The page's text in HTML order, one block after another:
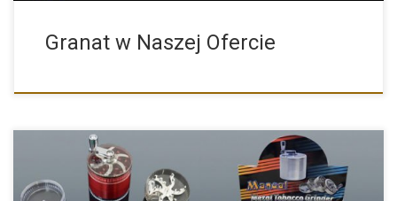
Granat w Naszej Ofercie